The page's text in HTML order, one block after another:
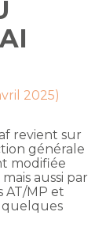
2025)
revient sur
générale
modifiée
aussi par
AT/MP et
quelques